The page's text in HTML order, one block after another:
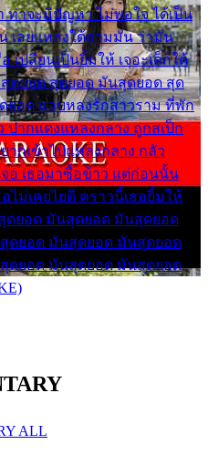
ท่าจะมีปัญหา ไม่พอใจ ได้เป็น
เลยแหลงใต้ถามมัน ว่ามัน
ปลี่ยนเป็นยิ้มให้ เจอะเด็กใต้
ดยอด สุดยอด มันสุดยอด สุด
ยอด แอบหลงรักสาวราม ที่พัก
ปากแดงแหลงกลาง ถูกสเป็ก
ากเข้าไปแหลงกลาง กลัว
อ เธอมาซื้อข้าว แต่ก่อนนั้น
อไม่เคยไยดี คราวนี้เธอยิ้มให้
ดยอด มันสุดยอด มันสุดยอด
ดยอด มันสุดยอด มันสุดยอด
ดยอด มันสุดยอด มันสุดยอด
ALL